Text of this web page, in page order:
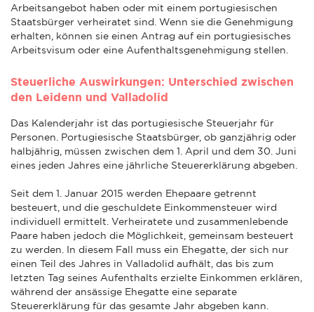
Arbeitsangebot haben oder mit einem portugiesischen
Staatsbürger verheiratet sind. Wenn sie die Genehmigung
erhalten, können sie einen Antrag auf ein portugiesisches
Arbeitsvisum oder eine Aufenthaltsgenehmigung stellen.
Steuerliche Auswirkungen: Unterschied zwischen
den Leidenn und Valladolid
Das Kalenderjahr ist das portugiesische Steuerjahr für
Personen. Portugiesische Staatsbürger, ob ganzjährig oder
halbjährig, müssen zwischen dem 1. April und dem 30. Juni
eines jeden Jahres eine jährliche Steuererklärung abgeben.
Seit dem 1. Januar 2015 werden Ehepaare getrennt
besteuert, und die geschuldete Einkommensteuer wird
individuell ermittelt. Verheiratete und zusammenlebende
Paare haben jedoch die Möglichkeit, gemeinsam besteuert
zu werden. In diesem Fall muss ein Ehegatte, der sich nur
einen Teil des Jahres in Valladolid aufhält, das bis zum
letzten Tag seines Aufenthalts erzielte Einkommen erklären,
während der ansässige Ehegatte eine separate
Steuererklärung für das gesamte Jahr abgeben kann.